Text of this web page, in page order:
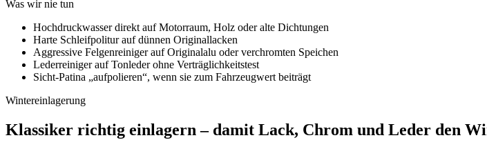
Was wir nie tun
Hochdruckwasser direkt auf Motorraum, Holz oder alte Dichtungen
Harte Schleifpolitur auf dünnen Originallacken
Aggressive Felgenreiniger auf Originalalu oder verchromten Speichen
Lederreiniger auf Tonleder ohne Verträglichkeitstest
Sicht-Patina „aufpolieren“, wenn sie zum Fahrzeugwert beiträgt
Wintereinlagerung
Klassiker richtig einlagern – damit Lack, Chrom und Leder den